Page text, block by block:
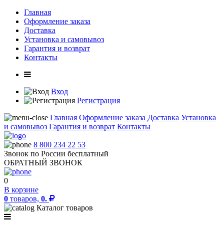
Главная
Оформление заказа
Доставка
Установка и самовывоз
Гарантия и возврат
Контакты
Вход
Регистрация
Главная Оформление заказа Доставка Установка
и самовывоз Гарантия и возврат Контакты
8 800 234 22 53
Звонок по России бесплатный
ОБРАТНЫЙ ЗВОНОК
0
В корзине
0 товаров, 0.
Каталог товаров